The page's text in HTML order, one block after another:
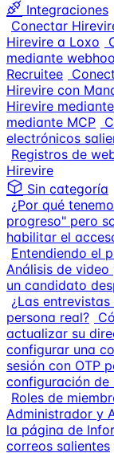
Integraciones
Conectar
Hirevire a Loxo
mediante
Recruitee
Hirevire con
Hirevire
mediante MCP
electrónicos
Registros de
Hirevire
Sin categoría
¿Por qué
progreso" pero
habilitar el
Entendiendo el
Análisis de video
un candidato
¿Las
persona real?
actualizar su
configurar una
sesión con OTP
configuración
Roles de
Administrador y
la página de
correos salientes